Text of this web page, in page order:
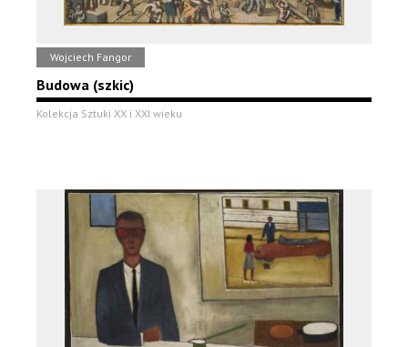
Wojciech Fangor
Budowa (szkic)
Kolekcja Sztuki XX i XXI wieku